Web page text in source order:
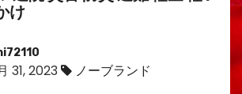
け
31, 2023 ノーブランド